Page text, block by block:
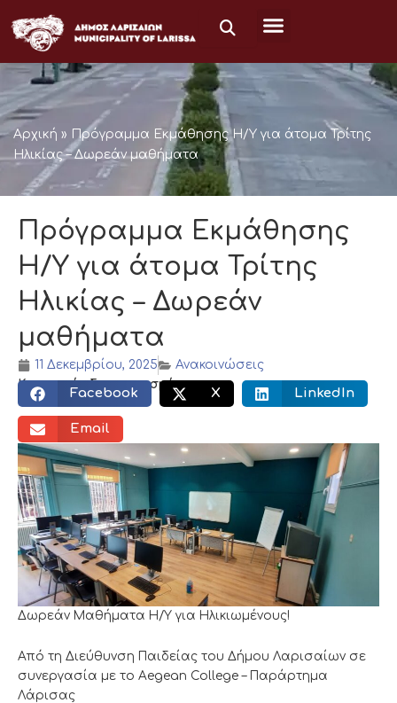
στο
περιεχόμενο
Αρχική »
Πρόγραμμα Εκμάθησης Η/Υ για άτομα Τρίτης
Ηλικίας – Δωρεάν μαθήματα
Πρόγραμμα Εκμάθησης
Η/Υ για άτομα Τρίτης
Ηλικίας – Δωρεάν
μαθήματα
11 Δεκεμβρίου, 2025
Ανακοινώσεις
Κοινωνικός διαμοιρασμός:
Facebook X LinkedIn
Email
Δωρεάν Μαθήματα Η/Υ για Ηλικιωμένους!
Από τη Διεύθυνση Παιδείας του Δήμου Λαρισαίων σε
συνεργασία με το Aegean College – Παράρτημα
Λάρισας